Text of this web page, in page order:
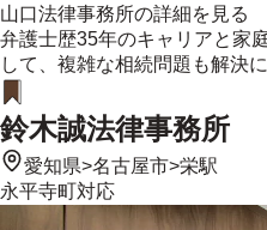
山口法律事務所の詳細を見る
弁護士歴35年のキャリアと家
して、複雑な相続問題も解決に
鈴木誠法律事務所
愛知県>名古屋市>栄駅
永平寺町対応